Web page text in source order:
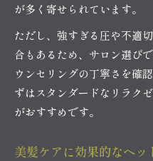
が多く寄せられています。
ただし、強すぎる圧や不適
合もあるため、サロン選び
ウンセリングの丁寧さを確
ずはスタンダードなリラク
がおすすめです。
美髪ケアに効果的なヘ